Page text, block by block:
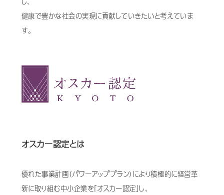
Cases 導入事例
Showroom
Company 会社情報
Contact お問い合わせ
Mail Magazine
健康で豊かな社会の実現に貢献していきたいと考えていま
す。
オスカー認定とは
優れた事業計画（パワーアッププラン）により積極的に経営革
新に取り組む中小企業を「オスカー認定」し、